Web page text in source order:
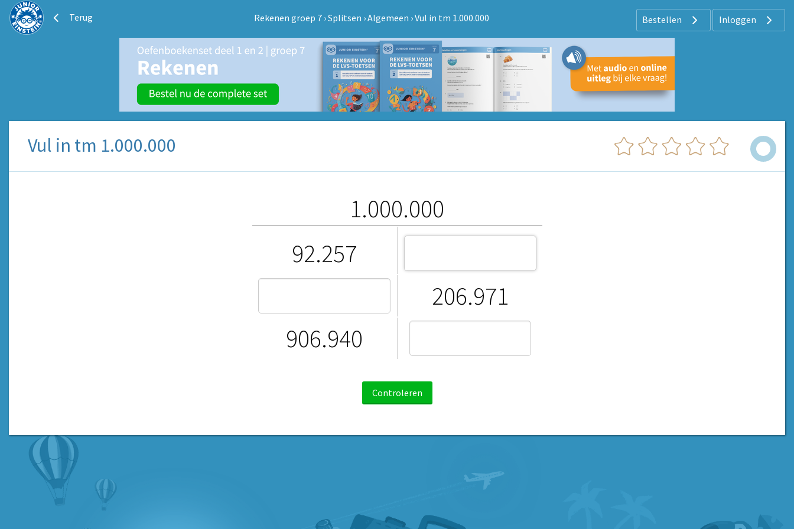
Terug Rekenen groep 7 ›Splitsen ›Algemeen ›Vul in tm 1.000.000 Bestellen Inloggen
Vul in tm 1.000.000
1.000.000
92.257
206.971
906.940